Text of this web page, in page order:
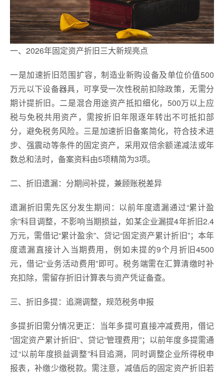
一、2026年固定资产折旧三大新规亮点
一是加速折旧范围扩容，制造业新购设备及单位价值500
万元以下设备器具，可享受一次性税前扣除政策，无需分
期计提折旧。二是混合用途资产抵扣细化，500万以上应
税与免税共用资产，需按折旧年限逐年转出不可抵扣部
分，避免税务风险。三是加速折旧备案简化，符合技术进
步、强震动等条件的固定资产，采用双倍余额递减法或年
数总和法时，备案资料由5项精简为3项。
二、折旧遗漏：分期间补提，兼顾账税差异
遗漏折旧需先区分发生期间：以前年度遗漏通过“累计盈
余”科目调整，不影响当期损益，如某企业漏提4年折旧2.4
万元，需借记“累计盈余”、贷记“固定资产累计折旧”；本年
度遗漏直接计入当期费用，例如未提的9个月折旧4500
元，借记“业务活动费用”即可。税务端需在汇算清缴时补
充扣除，需留存折旧计算表与资产凭证备查。
三、折旧多提：追溯调整，规范税务申报
多提折旧需分情况更正：当年多提可直接冲减费用，借记
“固定资产累计折旧”、贷记“管理费用”；以前年度多提需通
过“以前年度损益调整”科目追溯，同时调整企业所得税申
报表，补缴少缴税款。需注意，减值后的固定资产折旧若